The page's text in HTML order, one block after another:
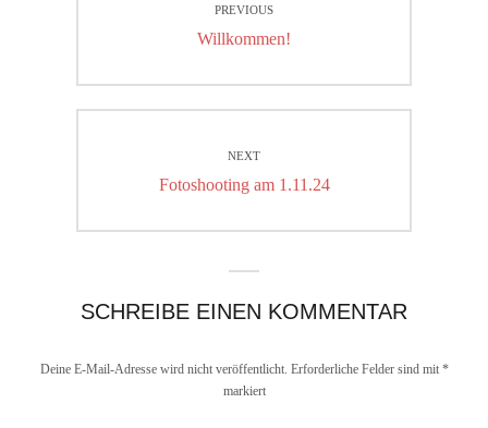
PREVIOUS
Previous
Willkommen!
NEXT
Next
Fotoshooting am 1.11.24
SCHREIBE EINEN KOMMENTAR
Deine E-Mail-Adresse wird nicht veröffentlicht. Erforderliche Felder sind mit *
markiert